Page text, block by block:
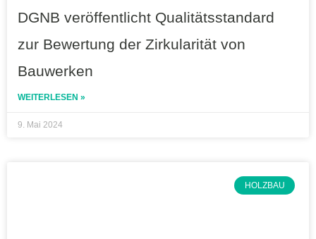
DGNB veröffentlicht Qualitätsstandard
zur Bewertung der Zirkularität von
Bauwerken
WEITERLESEN »
9. Mai 2024
HOLZBAU